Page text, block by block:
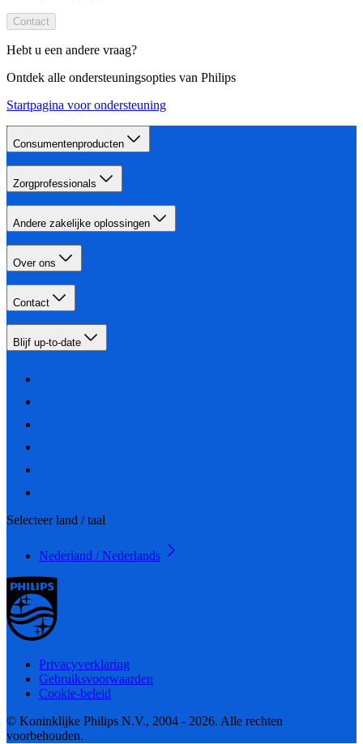
Contact
Hebt u een andere vraag?
Ontdek alle ondersteuningsopties van Philips
Startpagina voor ondersteuning
Consumentenproducten
Zorgprofessionals
Andere zakelijke oplossingen
Over ons
Contact
Blijf up-to-date
Selecteer land / taal
Nederland / Nederlands
Privacyverklaring
Gebruiksvoorwaarden
Cookie-beleid
© Koninklijke Philips N.V., 2004 - 2026. Alle rechten
voorbehouden.